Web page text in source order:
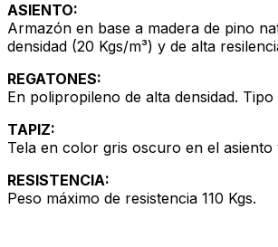
ASIENTO:
Armazón en base a madera de pino
densidad (20 Kgs/m³) y de alta
REGATONES:
En polipropileno de alta densidad.
TAPIZ:
Tela en color gris oscuro en el
RESISTENCIA:
Peso máximo de resistencia 110 Kgs.